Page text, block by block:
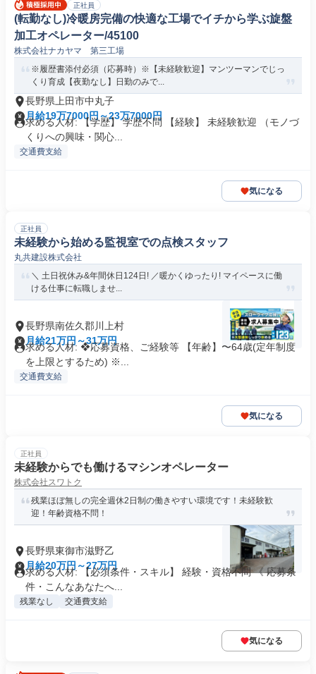
正社員
(転勤なし)冷暖房完備の快適な工場でイチから学ぶ旋盤
加工オペレーター/45100
株式会社ナカヤマ 第三工場
※履歴書添付必須（応募時）※【未経験歓迎】マンツーマンでじっ
くり育成【夜勤なし】日勤のみで...
長野県上田市中丸子
月給19万7000円～23万7000円
求める人材: 【学歴】 学歴不問 【経験】 未経験歓迎 （モノづ
くりへの興味・関心...
交通費支給
気になる
正社員
未経験から始める監視室での点検スタッフ
丸共建設株式会社
＼ 土日祝休み&年間休日124日! ／暖かくゆったり! マイペースに働
ける仕事に転職しませ...
長野県南佐久郡川上村
月給21万円～31万円
求める人材: ❖応募資格、ご経験等 【年齢】〜64歳(定年制度
を上限とするため) ※...
交通費支給
気になる
正社員
未経験からでも働けるマシンオペレーター
株式会社スワトク
残業ほぼ無しの完全週休2日制の働きやすい環境です！未経験歓
迎！年齢資格不問！
長野県東御市滋野乙
月給20万円～27万円
求める人材: 【必須条件・スキル】 経験・資格不問 《 応募条
件・こんなあなたへ...
残業なし 交通費支給
気になる